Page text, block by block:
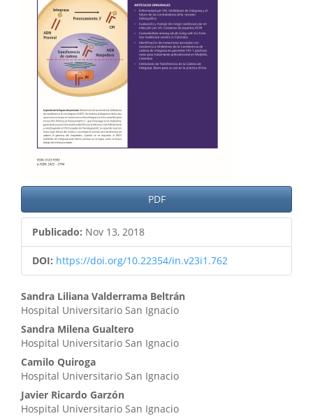
PDF
Publicado: Nov 13, 2018
DOI: https://doi.org/10.22354/in.v23i1.762
Contenido
principal
del
artículo
Sandra Liliana Valderrama Beltrán
Hospital Universitario San Ignacio
Sandra Milena Gualtero
Hospital Universitario San Ignacio
Camilo Quiroga
Hospital Universitario San Ignacio
Javier Ricardo Garzón
Hospital Universitario San Ignacio